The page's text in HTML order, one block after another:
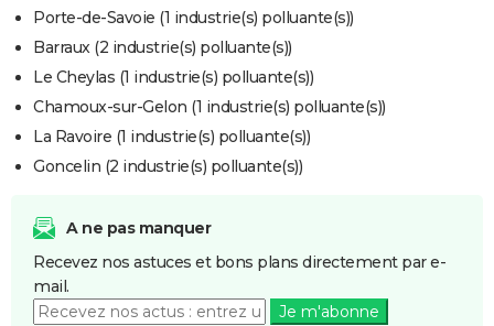
Bricolage
Lifestyle
Culture
Sport
Auto
Television
Voyage
CinemaPorte-de-Savoie (1 industrie(s) polluante(s))
Barraux (2 industrie(s) polluante(s))
Le Cheylas (1 industrie(s) polluante(s))
Chamoux-sur-Gelon (1 industrie(s) polluante(s))
La Ravoire (1 industrie(s) polluante(s))
Goncelin (2 industrie(s) polluante(s))
A ne pas manquer
Recevez nos astuces et bons plans directement par e-
mail.
Je m'abonne